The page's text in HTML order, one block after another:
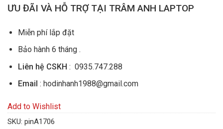
customer
ƯU ĐÃI VÀ HỖ TRỢ TẠI TRÂM ANH LAPTOP
Miễn phí lắp đặt
Bảo hành 6 tháng .
Liên hệ CSKH : 0935.747.288
Email : hodinhanh1988@gmail.com
Add to Wishlist
SKU: pinA1706